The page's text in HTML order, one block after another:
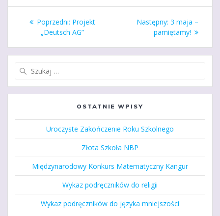
Nawigacja
wpisu
Poprzedni: Poprzedni
wpis:
Projekt
„Deutsch AG”
Następny: Następny
wpis:
3 maja –
pamiętamy!
OSTATNIE WPISY
Uroczyste Zakończenie Roku Szkolnego
Złota Szkoła NBP
Międzynarodowy Konkurs Matematyczny Kangur
Wykaz podręczników do religii
Wykaz podręczników do języka mniejszości